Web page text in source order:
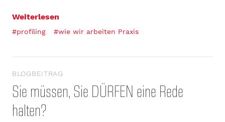
Weiterlesen
#profiling #wie wir arbeiten Praxis
BLOGBEITRAG
Sie müssen, Sie DÜRFEN eine Rede
halten?